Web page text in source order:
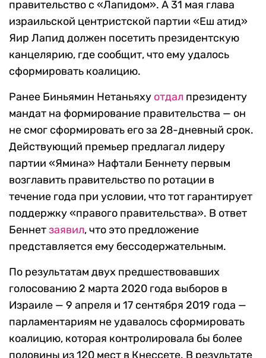
правительство c «Лапидом». А 31 мая глава
израильской центристской партии «Еш атид»
Яир Лапид должен посетить президентскую
канцелярию, где сообщит, что ему удалось
сформировать коалицию.
Ранее Биньямин Нетаньяху отдал президенту
мандат на формирование правительства — он
не смог сформировать его за 28-дневный срок.
Действующий премьер предлагал лидеру
партии «Ямина» Нафтали Беннету первым
возглавить правительство по ротации в
течение года при условии, что тот гарантирует
поддержку «правого правительства». В ответ
Беннетзаявил, что это предложение
представляется ему бессодержательным.
По результатам двух предшествовавших
голосованию 2 марта 2020 года выборов в
Израиле — 9 апреля и 17 сентября 2019 года —
парламентариям не удавалось сформировать
коалицию, которая контролировала бы более
половины из 120 мест в Кнессете. В результате